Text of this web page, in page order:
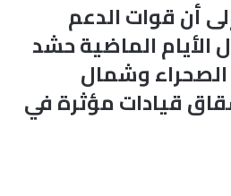
أن قوات الدعم
الأيام الماضية حشد
وشمال
قيادات مؤثرة في